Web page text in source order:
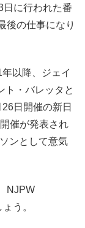
日に行われた番
後の仕事になり
以降、ジェイ
ト・バレッタと
日開催の新日
催が発表され
ンとして意気
NJPW
う。